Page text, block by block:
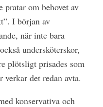
pratar om behovet av
I början av
när inte bara
undersköterskor,
plötsligt prisades som
det redan avta.
konservativa och